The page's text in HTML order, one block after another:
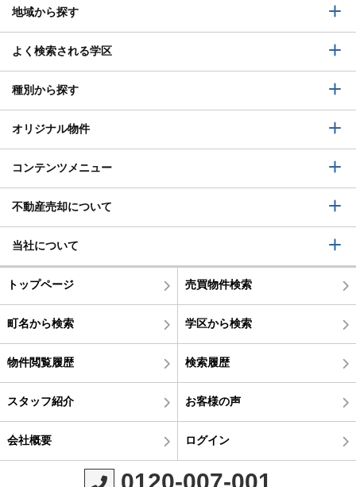
地域から探す
よく検索される学区
種別から探す
オリジナル物件
コンテンツメニュー
不動産売却について
当社について
トップページ 売買物件検索
町名から検索 学区から検索
物件閲覧履歴 検索履歴
スタッフ紹介 お客様の声
会社概要 ログイン
0120-007-001